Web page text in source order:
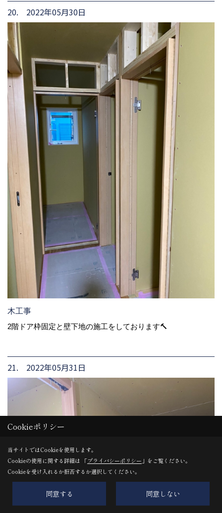
20. 2022年05月30日
木工事
2階ドア枠固定と壁下地の施工をしております🔨
21. 2022年05月31日
Cookieポリシー
当サイトではCookieを使用します。
Cookieの使用に関する詳細は 「プライバシーポリシー 」をご覧ください。
Cookieを受け入れるか拒否するか選択してください。
同意する 同意しない